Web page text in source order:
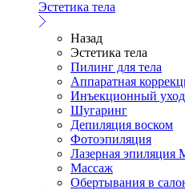
Эстетика тела
Назад
Эстетика тела
Пилинг для тела
Аппаратная
Инъекционный уход
Шугаринг
Депиляция воском
Фотоэпиляция
Лазерная эпиляция
Массаж
Обертывания в